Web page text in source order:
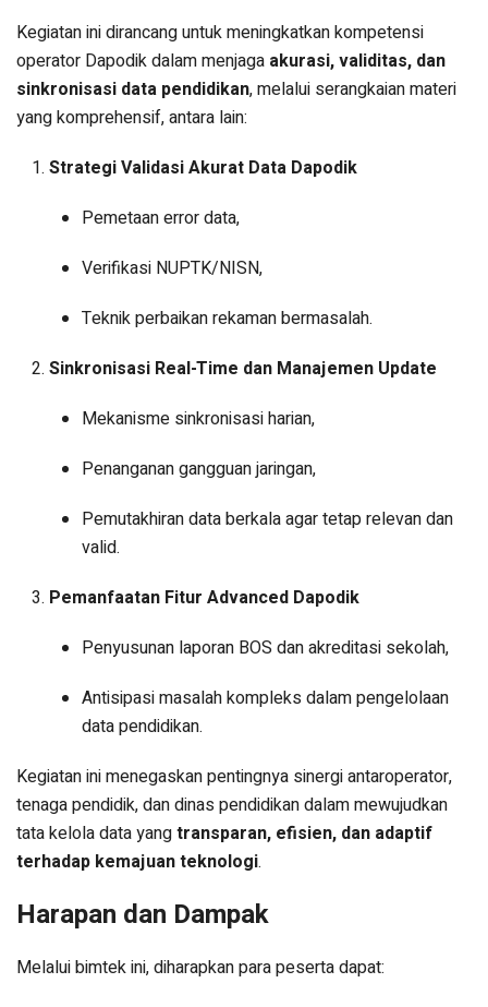
Kegiatan ini dirancang untuk meningkatkan kompetensi
operator Dapodik dalam menjaga akurasi, validitas, dan
sinkronisasi data pendidikan, melalui serangkaian materi
yang komprehensif, antara lain:
Strategi Validasi Akurat Data Dapodik
Pemetaan error data,
Verifikasi NUPTK/NISN,
Teknik perbaikan rekaman bermasalah.
Sinkronisasi Real-Time dan Manajemen Update
Mekanisme sinkronisasi harian,
Penanganan gangguan jaringan,
Pemutakhiran data berkala agar tetap relevan dan
valid.
Pemanfaatan Fitur Advanced Dapodik
Penyusunan laporan BOS dan akreditasi sekolah,
Antisipasi masalah kompleks dalam pengelolaan
data pendidikan.
Kegiatan ini menegaskan pentingnya sinergi antaroperator,
tenaga pendidik, dan dinas pendidikan dalam mewujudkan
tata kelola data yangtransparan, efisien, dan adaptif
terhadap kemajuan teknologi.
Harapan dan Dampak
Melalui bimtek ini, diharapkan para peserta dapat: